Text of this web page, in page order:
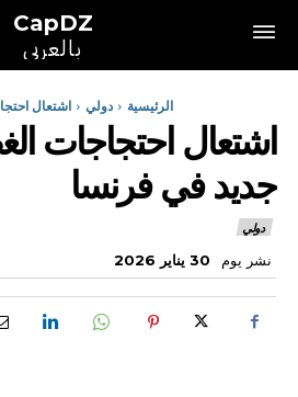
CapDZ
بالعربي
الرئيسية دولي اشتعال
اشتعال احتجاجات
جديد في فرنسا
دولي
نشر يوم 30 يناير 2026